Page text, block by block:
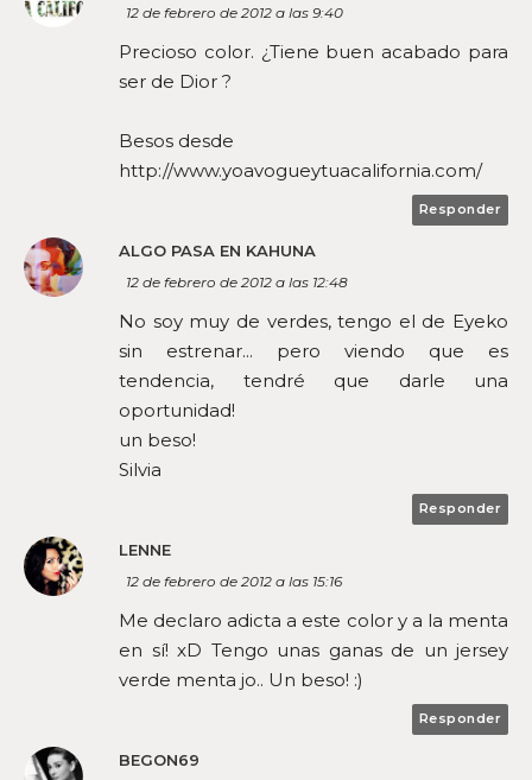
12 de febrero de 2012 a las 9:40
Precioso color. ¿Tiene buen acabado para
ser de Dior ?
Besos desde
http://www.yoavogueytuacalifornia.com/
Responder
ALGO PASA EN KAHUNA
12 de febrero de 2012 a las 12:48
No soy muy de verdes, tengo el de Eyeko
sin estrenar... pero viendo que es
tendencia, tendré que darle una
oportunidad!
un beso!
Silvia
Responder
LENNE
12 de febrero de 2012 a las 15:16
Me declaro adicta a este color y a la menta
en sí! xD Tengo unas ganas de un jersey
verde menta jo.. Un beso! :)
Responder
BEGON69